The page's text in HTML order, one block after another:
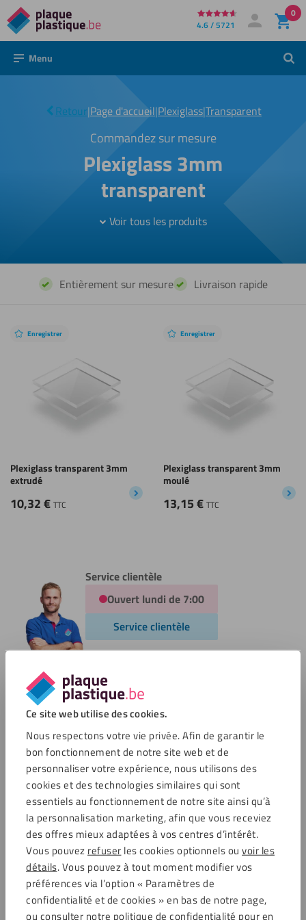
Ce site web utilise des cookies.
Nous respectons votre vie privée. Afin de garantir le
bon fonctionnement de notre site web et de
personnaliser votre expérience, nous utilisons des
cookies et des technologies similaires qui sont
essentiels au fonctionnement de notre site ainsi qu’à
la personnalisation marketing, afin que vous receviez
des offres mieux adaptées à vos centres d’intérêt.
Vous pouvez refuser les cookies optionnels ou voir les
détails. Vous pouvez à tout moment modifier vos
préférences via l’option « Paramètres de
confidentialité et de cookies » en bas de notre page,
ou consulter notre politique de confidentialité pour en
Directement
au
contenu
4.6 / 5721 Mon compte
Se connecter
0
Menu
Retour|Page d'accueil|Plexiglass|Transparent
|transparent
3mm
Plexiglass 3mm
transparent
Commandez sur mesure
Voir tous les produits
Entièrement sur mesure Livraison rapide
Enregistrer
Plexiglass transparent 3mm
extrudé
10,32€ TTC
Enregistrer
Plexiglass transparent 3mm
moulé
13,15€ TTC
Service clientèle
Ouvert lundi de 7:00
Service clientèle
Options de paiement
Commentaires
4.6 / 5721 avis clients
Achats sécurisés
Service clientèle
Service clientèle
Frais de port